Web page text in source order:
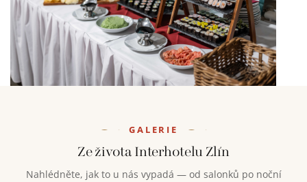
GALERIE
Ze života Interhotelu Zlín
Nahlédněte, jak to u nás vypadá — od salonků po noční